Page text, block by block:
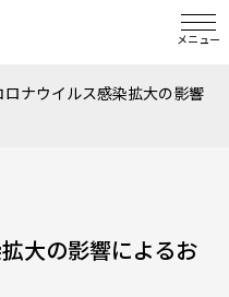
メニュー
ロナウイルス感染拡大の影響
大の影響によるお